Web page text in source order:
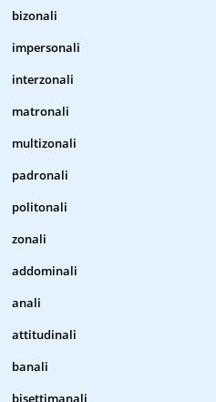
bizonali
impersonali
interzonali
matronali
multizonali
padronali
politonali
zonali
addominali
anali
attitudinali
banali
bisettimanali